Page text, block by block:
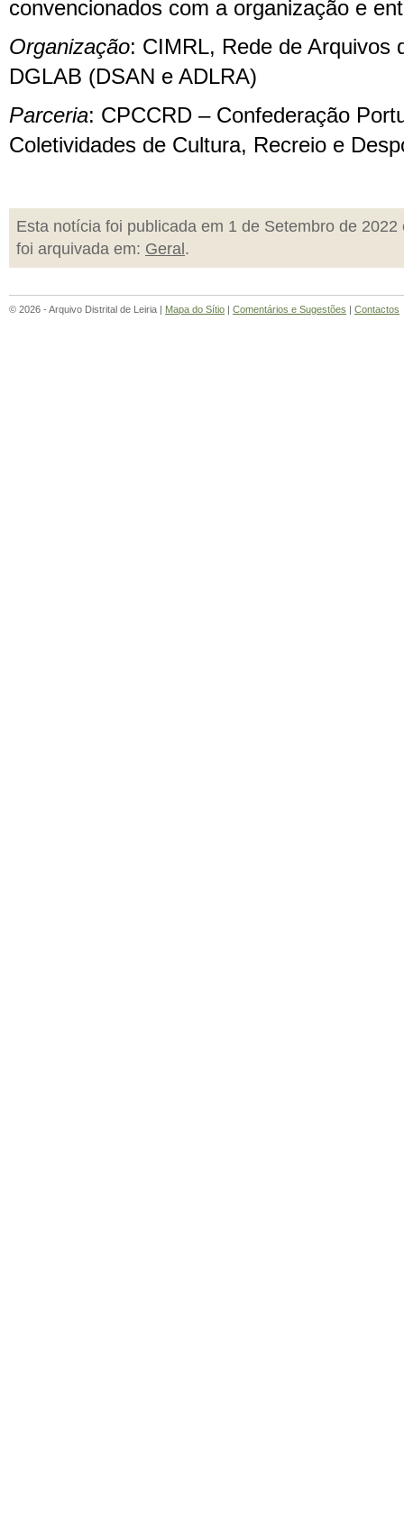
convencionados com a organização e
Organização: CIMRL, Rede de Arquivos
DGLAB (DSAN e ADLRA)
Parceria: CPCCRD – Confederação
Coletividades de Cultura, Recreio e
Esta notícia foi publicada em 1 de Setembro de 2022
foi arquivada em: Geral .
© 2026 - Arquivo Distrital de Leiria | Mapa do Sítio | Comentários e Sugestões | Contactos